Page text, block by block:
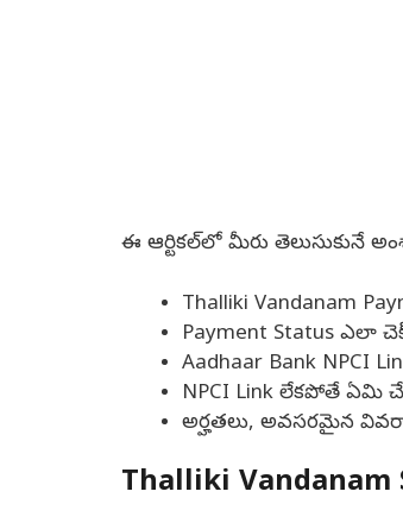
ఈ ఆర్టికల్‌లో మీరు తెలుసుకునే
Thalliki Vandanam
Payment Status ఎలా
Aadhaar Bank NPCI
NPCI Link లేకపోతే ఏమి
అర్హతలు, అవసరమైన
Thalliki Vandanam